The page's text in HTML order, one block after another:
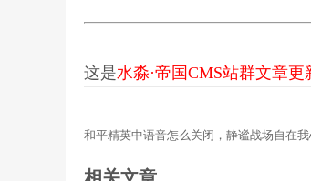
这是水淼·帝国CMS站群文章更
和平精英中语音怎么关闭，静谧战场自在